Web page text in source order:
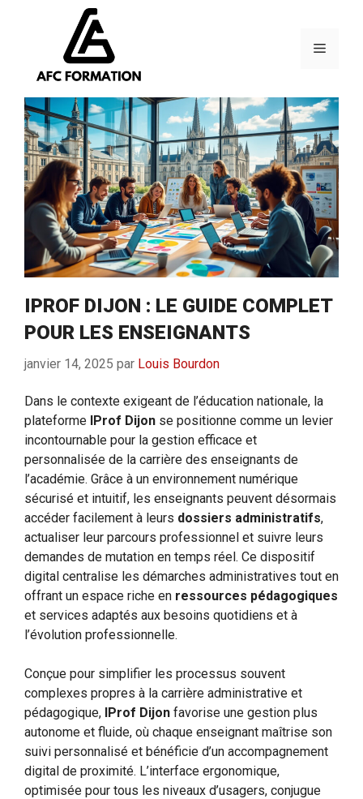
Menu
IPROF DIJON : LE GUIDE COMPLET
POUR LES ENSEIGNANTS
janvier 14, 2025 par Louis Bourdon
Dans le contexte exigeant de l’éducation nationale, la
plateforme IProf Dijon se positionne comme un levier
incontournable pour la gestion efficace et
personnalisée de la carrière des enseignants de
l’académie. Grâce à un environnement numérique
sécurisé et intuitif, les enseignants peuvent désormais
accéder facilement à leurs dossiers administratifs,
actualiser leur parcours professionnel et suivre leurs
demandes de mutation en temps réel. Ce dispositif
digital centralise les démarches administratives tout en
offrant un espace riche en ressources pédagogiques
et services adaptés aux besoins quotidiens et à
l’évolution professionnelle.
Conçue pour simplifier les processus souvent
complexes propres à la carrière administrative et
pédagogique, IProf Dijon favorise une gestion plus
autonome et fluide, où chaque enseignant maîtrise son
suivi personnalisé et bénéficie d’un accompagnement
digital de proximité. L’interface ergonomique,
optimisée pour tous les niveaux d’usagers, conjugue